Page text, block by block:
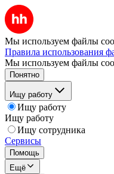
Мы используем файлы
Правила использования
Мы используем файлы
Понятно
Ищу работу
Ищу работу
Ищу работу
Ищу сотрудника
Сервисы
Помощь
Ещё